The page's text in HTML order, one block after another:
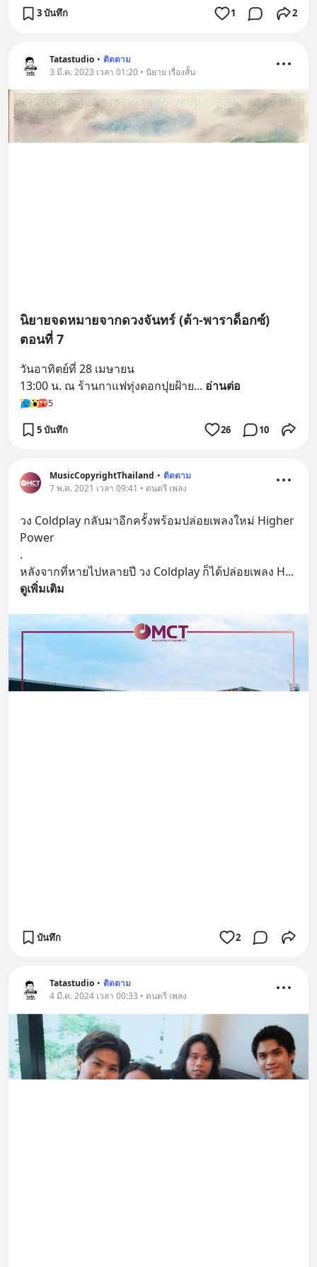
3 บันทึก 1 2
Tatastudio • ติดตาม
3 มี.ค. 2023 เวลา 01:20 • นิยาย เรื่องสั้น
นิยายจดหมายจากดวงจันทร์ (ต้า-พาราด็อกซ์)
ตอนที่ 7
วันอาทิตย์ที่ 28 เมษายน
13:00 น. ณ ร้านกาแฟทุ่งดอกปุยฝ้าย... อ่านต่อ
5
5 บันทึก 26 10
MusicCopyrightThailand • ติดตาม
7 พ.ค. 2021 เวลา 09:41 • ดนตรี เพลง
วง Coldplay กลับมาอีกครั้งพร้อมปล่อยเพลงใหม่ Higher
Power
.
หลังจากที่หายไปหลายปี วง Coldplay ก็ได้ปล่อยเพลง H...
ดูเพิ่มเติม
บันทึก 2
Tatastudio • ติดตาม
4 มี.ค. 2024 เวลา 00:33 • ดนตรี เพลง